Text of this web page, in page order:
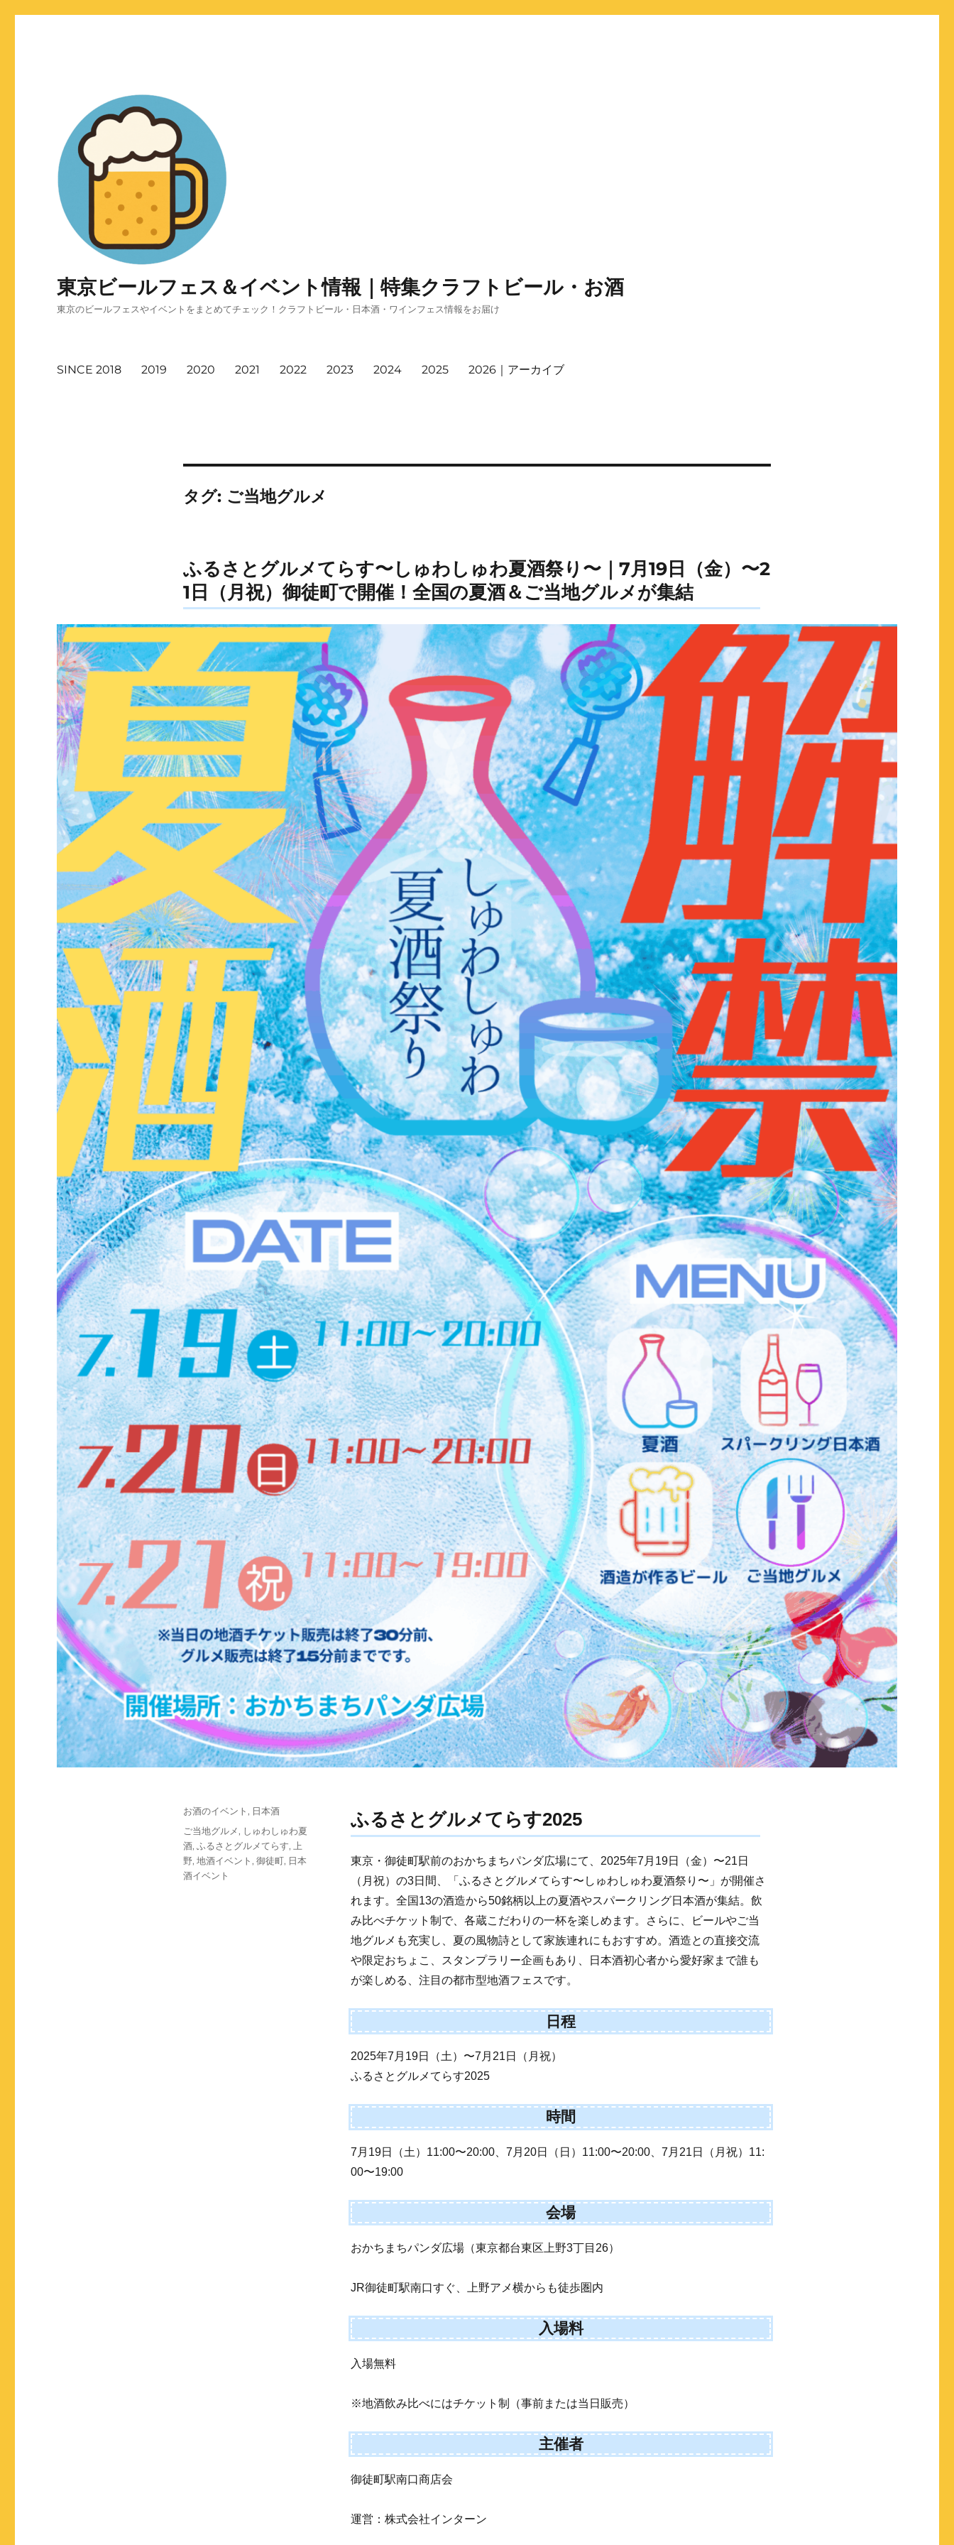
東京ビールフェス＆イベント情報｜特集クラフトビール・お酒
東京のビールフェスやイベントをまとめてチェック！クラフトビール・日本酒・ワインフェス情報をお届け
SINCE 2018 2019 2020 2021 2022 2023 2024 2025 2026｜アーカイブ
タグ: ご当地グルメ
ふるさとグルメてらす〜しゅわしゅわ夏酒祭り〜｜7月19日（金）〜2
1日（月祝）御徒町で開催！全国の夏酒＆ご当地グルメが集結
ふるさとグルメてらす2025
東京・御徒町駅前のおかちまちパンダ広場にて、2025年7月19日（金）〜21日
（月祝）の3日間、「ふるさとグルメてらす〜しゅわしゅわ夏酒祭り〜」が開催さ
れます。全国13の酒造から50銘柄以上の夏酒やスパークリング日本酒が集結。飲
み比べチケット制で、各蔵こだわりの一杯を楽しめます。さらに、ビールやご当
地グルメも充実し、夏の風物詩として家族連れにもおすすめ。酒造との直接交流
や限定おちょこ、スタンプラリー企画もあり、日本酒初心者から愛好家まで誰も
が楽しめる、注目の都市型地酒フェスです。
日程
2025年7月19日（土）〜7月21日（月祝）
ふるさとグルメてらす2025
時間
7月19日（土）11:00〜20:00、7月20日（日）11:00〜20:00、7月21日（月祝）11:
00〜19:00
会場
おかちまちパンダ広場（東京都台東区上野3丁目26）
JR御徒町駅南口すぐ、上野アメ横からも徒歩圏内
入場料
入場無料
※地酒飲み比べにはチケット制（事前または当日販売）
主催者
御徒町駅南口商店会
運営：株式会社インターン
投
稿
日:
カ
ゴ
リ
ー
お酒のイベント , 日本酒
タ
グ
ご当地グルメ, しゅわしゅわ夏
酒, ふるさとグルメてらす, 上
野, 地酒イベント , 御徒町, 日本
酒イベント